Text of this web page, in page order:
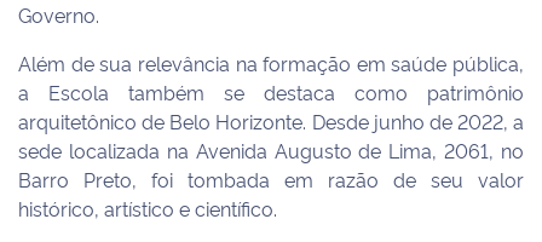
Governo.
Além de sua relevância na formação em saúde pública,
a Escola também se destaca como patrimônio
arquitetônico de Belo Horizonte. Desde junho de 2022, a
sede localizada na Avenida Augusto de Lima, 2061, no
Barro Preto, foi tombada em razão de seu valor
histórico, artístico e científico.